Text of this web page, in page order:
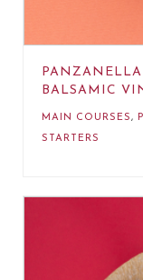
BALSAMIC
MAIN COURSES,
STARTERS